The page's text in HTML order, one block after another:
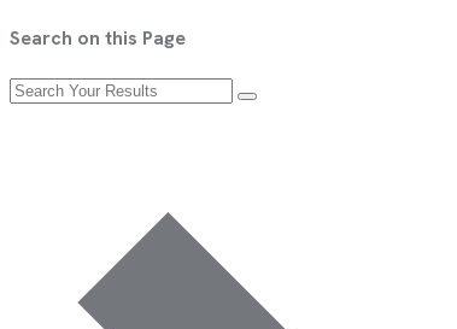
Search on this Page